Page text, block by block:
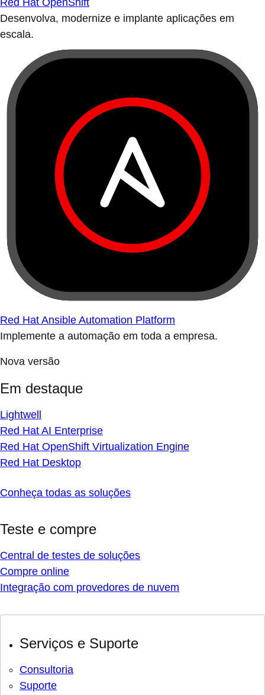
Red Hat OpenShift
Desenvolva, modernize e implante aplicações em
escala.
Red Hat Ansible Automation Platform
Implemente a automação em toda a empresa.
Nova versão
Em destaque
Lightwell
Red Hat AI Enterprise
Red Hat OpenShift Virtualization Engine
Red Hat Desktop
Conheça todas as soluções
Teste e compre
Central de testes de soluções
Compre online
Integração com provedores de nuvem
Serviços e Suporte
Consultoria
Suporte